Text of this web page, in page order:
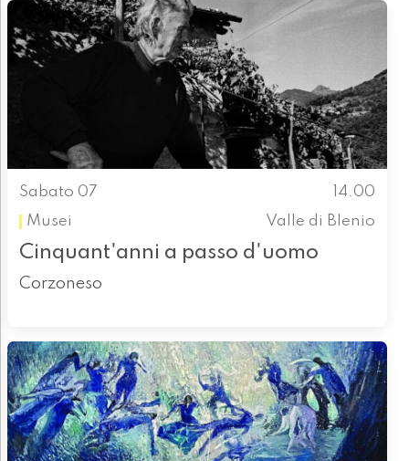
Sabato 07
14.00
Musei
Valle di Blenio
Cinquant'anni a passo d'uomo
Corzoneso